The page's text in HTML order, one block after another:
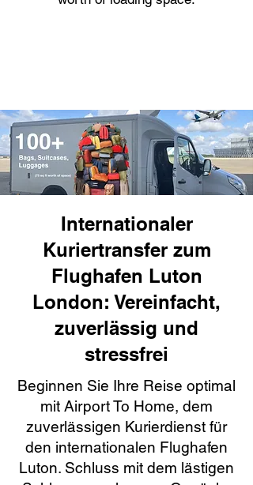
Internationaler
Kuriertransfer zum
Flughafen Luton
London: Vereinfacht,
zuverlässig und
stressfrei
Beginnen Sie Ihre Reise optimal
mit Airport To Home, dem
zuverlässigen Kurierdienst für
den internationalen Flughafen
Luton. Schluss mit dem lästigen